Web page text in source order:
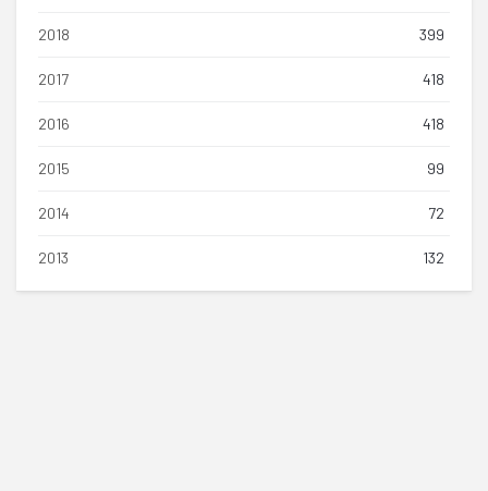
2018 399
2017 418
2016 418
2015 99
2014 72
2013 132